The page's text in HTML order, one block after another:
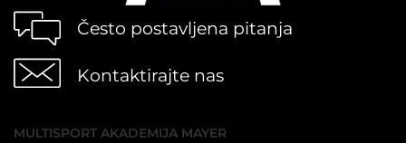
Često postavljena pitanja
Kontaktirajte nas
MULTISPORT AKADEMIJA MAYER